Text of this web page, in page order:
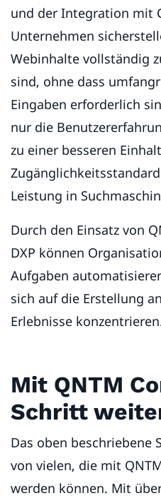
und der Integration mit
Unternehmen
Webinhalte vollständig
sind, ohne dass
Eingaben erforderlich
nur die
zu einer besseren
Leistung in
Durch den Einsatz von
DXP können
Aufgaben
sich auf die Erstellung
Erlebnisse
Mit QNTM
Schritt
Das oben beschriebene
von vielen, die mit
werden können. Mit